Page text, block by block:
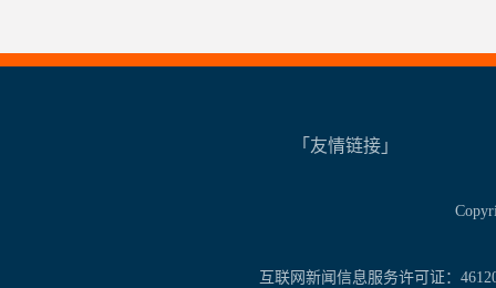
「友情链接」
互联网新闻信息服务许可证：